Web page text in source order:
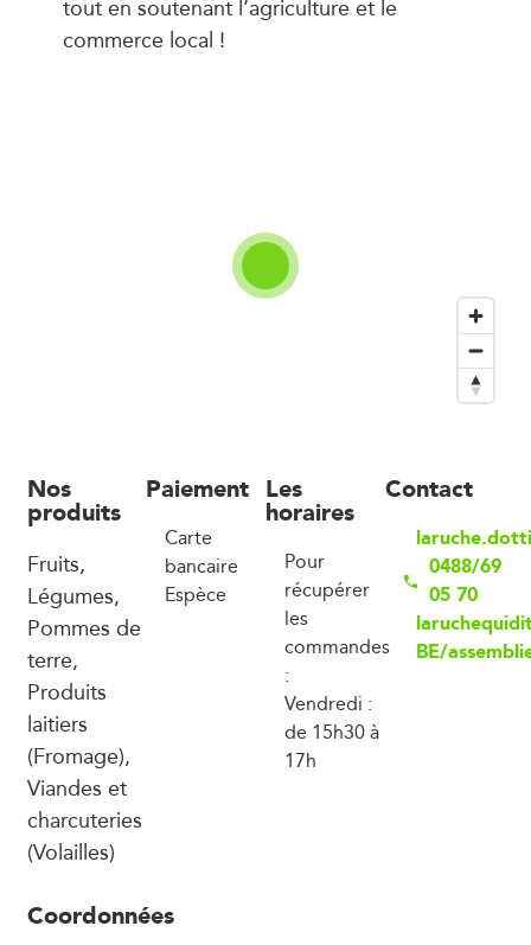
tout en soutenant l’agriculture et le
commerce local !
Nos
produits
Fruits,
Légumes,
Pommes de
terre,
Produits
laitiers
(Fromage),
Viandes et
charcuteries
(Volailles)
Paiement
Carte
bancaire
Espèce
Les
horaires
Pour
récupérer
les
commandes
:
Vendredi :
de 15h30 à
17h
Contact
0488/69
05 70
BE/
Coordonnées